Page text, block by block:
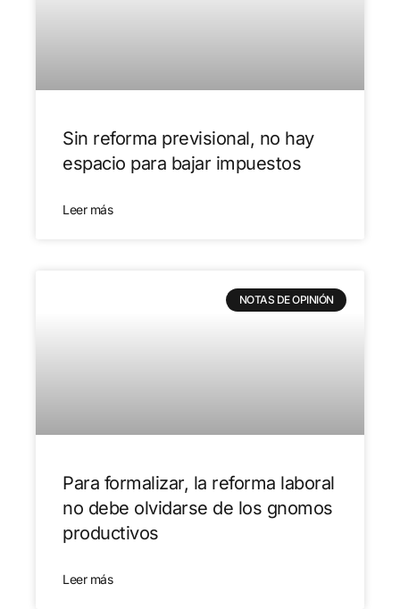
Sin reforma previsional, no hay
espacio para bajar impuestos
Leer más
NOTAS DE OPINIÓN
Para formalizar, la reforma laboral
no debe olvidarse de los gnomos
productivos
Leer más